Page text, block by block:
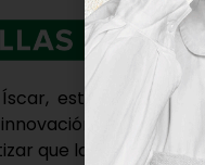
este acuerdo
social”,
que la prestación